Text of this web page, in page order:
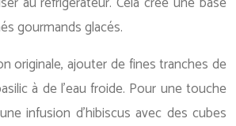
gourmands glacés.
originale, ajouter de fines tranches de
à de l’eau froide. Pour une touche
infusion d’hibiscus avec des cubes